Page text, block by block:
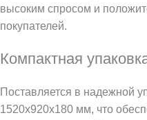
высоким спросом и
покупателей.
Компактная
Поставляется в надежной
1520х920х180 мм, что